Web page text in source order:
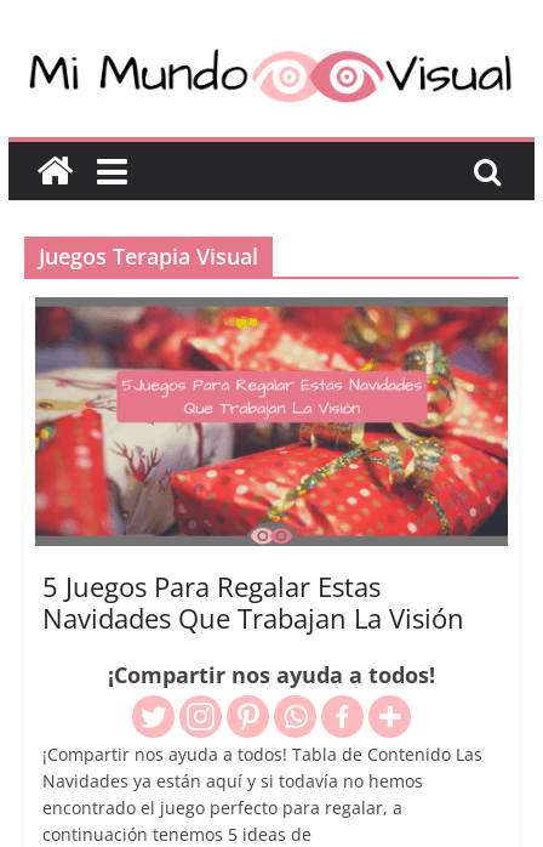
Juegos Terapia Visual
5 Juegos Para Regalar Estas
Navidades Que Trabajan La Visión
¡Compartir nos ayuda a todos!
¡Compartir nos ayuda a todos! Tabla de Contenido Las
Navidades ya están aquí y si todavía no hemos
encontrado el juego perfecto para regalar, a
continuación tenemos 5 ideas de